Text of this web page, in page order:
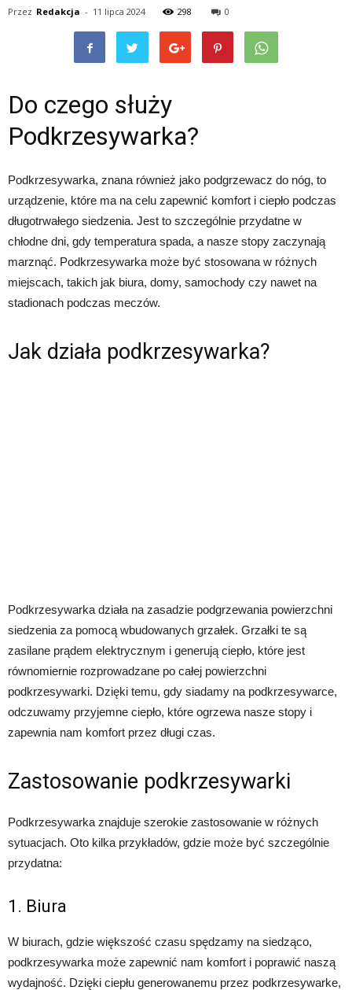
Przez Redakcja - 11 lipca 2024 298 0
Do czego służy
Podkrzesywarka?
Podkrzesywarka, znana również jako podgrzewacz do nóg, to
urządzenie, które ma na celu zapewnić komfort i ciepło podczas
długotrwałego siedzenia. Jest to szczególnie przydatne w
chłodne dni, gdy temperatura spada, a nasze stopy zaczynają
marznąć. Podkrzesywarka może być stosowana w różnych
miejscach, takich jak biura, domy, samochody czy nawet na
stadionach podczas meczów.
Jak działa podkrzesywarka?
Podkrzesywarka działa na zasadzie podgrzewania powierzchni
siedzenia za pomocą wbudowanych grzałek. Grzałki te są
zasilane prądem elektrycznym i generują ciepło, które jest
równomiernie rozprowadzane po całej powierzchni
podkrzesywarki. Dzięki temu, gdy siadamy na podkrzesywarce,
odczuwamy przyjemne ciepło, które ogrzewa nasze stopy i
zapewnia nam komfort przez długi czas.
Zastosowanie podkrzesywarki
Podkrzesywarka znajduje szerokie zastosowanie w różnych
sytuacjach. Oto kilka przykładów, gdzie może być szczególnie
przydatna:
1. Biura
W biurach, gdzie większość czasu spędzamy na siedząco,
podkrzesywarka może zapewnić nam komfort i poprawić naszą
wydajność. Dzięki ciepłu generowanemu przez podkrzesywarke,